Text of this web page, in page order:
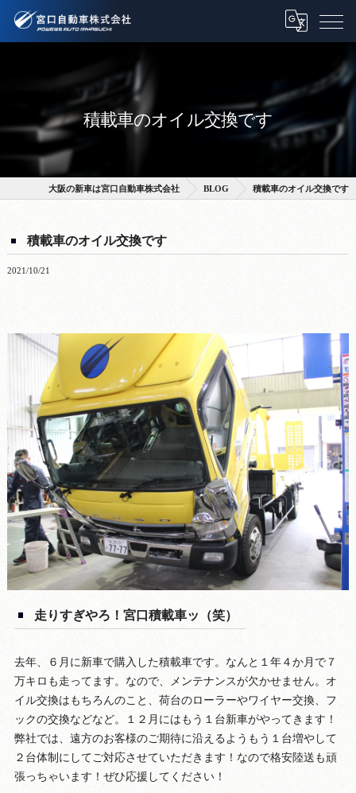
積載車のオイル交換です
大阪の新車は宮口自動車株式会社 BLOG 積載車のオイル交換です
積載車のオイル交換です
2021/10/21
走りすぎやろ！宮口積載車ッ（笑）
去年、６月に新車で購入した積載車です。なんと１年４か月で７
万キロも走ってます。なので、メンテナンスが欠かせません。オ
イル交換はもちろんのこと、荷台のローラーやワイヤー交換、フ
ックの交換などなど。１２月にはもう１台新車がやってきます！
弊社では、遠方のお客様のご期待に沿えるようもう１台増やして
２台体制にしてご対応させていただきます！なので格安陸送も頑
張っちゃいます！ぜひ応援してください！